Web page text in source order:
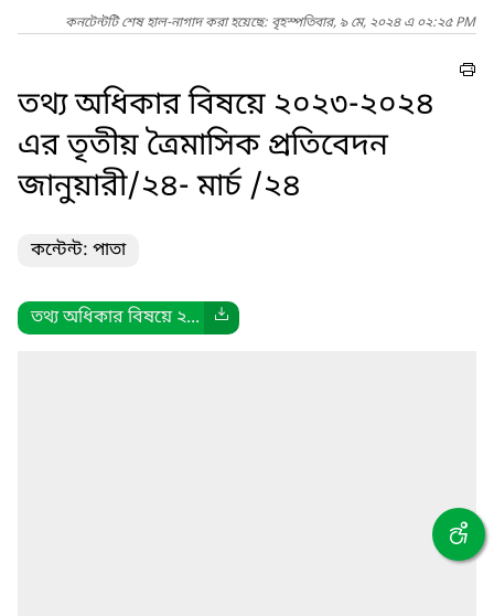
কনটেন্টটি শেষ হাল-নাগাদ করা হয়েছে: বৃহস্পতিবার, ৯ মে, ২০২৪ এ ০২:২৫ PM
তথ্য অধিকার বিষয়ে ২০২৩-২০২৪
এর তৃতীয় ত্রৈমাসিক প্রতিবেদন
জানুয়ারী/২৪- মার্চ /২৪
কন্টেন্ট: পাতা
তথ্য অধিকার বিষয়ে ২...